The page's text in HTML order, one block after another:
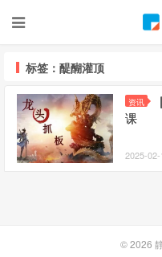
标签：醍醐灌顶
资讯
课
2025-
© 2026